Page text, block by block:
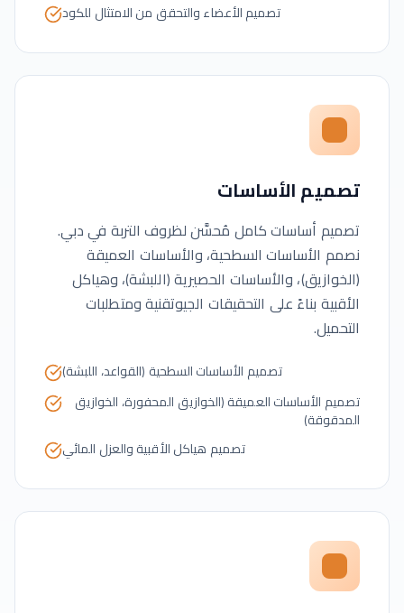
تصميم الأعضاء والتحقق من الامتثال للكود
تصميم الأساسات
تصميم أساسات كامل مُحسَّن لظروف التربة في دبي.
نصمم الأساسات السطحية، والأساسات العميقة
(الخوازيق)، والأساسات الحصيرية (اللبشة)، وهياكل
الأقبية بناءً على التحقيقات الجيوتقنية ومتطلبات
التحميل.
تصميم الأساسات السطحية (القواعد، اللبشة)
تصميم الأساسات العميقة (الخوازيق المحفورة، الخوازيق
المدقوقة)
تصميم هياكل الأقبية والعزل المائي